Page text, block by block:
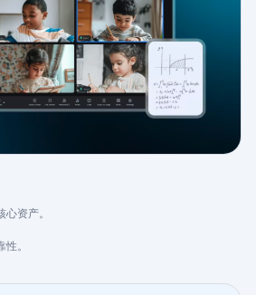
资产。
。